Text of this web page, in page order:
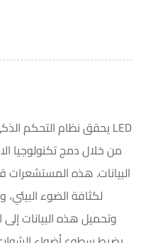
يحقق نظام التحكمأضواء الشوارع LED
من خلال دمج تكنولوجيا
البيانات. هذه المستشعرات
لكثافة الضوء
وتحميل هذه البيانات إلى